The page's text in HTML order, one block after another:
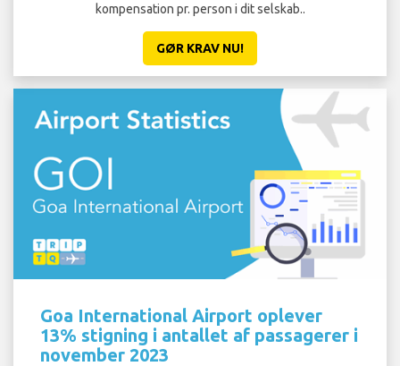
kompensation pr. person i dit selskab..
GØR KRAV NU!
Goa International Airport oplever
13% stigning i antallet af passagerer i
november 2023